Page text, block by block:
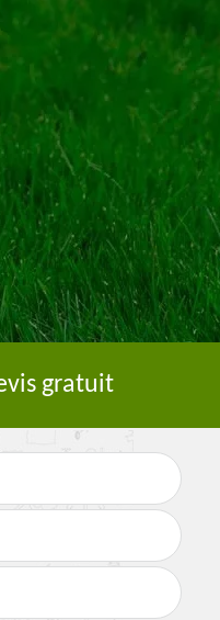
gratuit